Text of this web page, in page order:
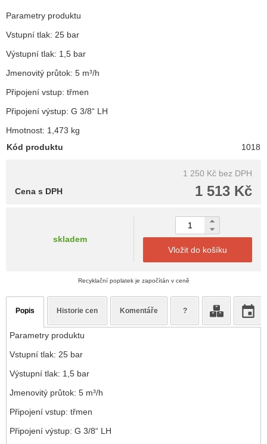
Parametry produktu
Vstupní tlak: 25 bar
Výstupní tlak: 1,5 bar
Jmenovitý průtok: 5 m³/h
Připojení vstup: třmen
Připojení výstup: G 3/8“ LH
Hmotnost: 1,473 kg
Kód produktu
1018
1 250 Kč bez DPH
1 513 Kč
Cena s DPH
skladem
Vložit do košíku
Recyklační poplatek je započítán v ceně
Popis Historie cen Komentáře ?
Parametry produktu
Vstupní tlak: 25 bar
Výstupní tlak: 1,5 bar
Jmenovitý průtok: 5 m³/h
Připojení vstup: třmen
Připojení výstup: G 3/8“ LH